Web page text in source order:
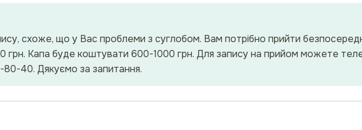
схоже, що у Вас проблеми з суглобом. Вам потрібно прийти
грн. Капа буде коштувати 600-1000 грн. Для запису на прийом можете
40. Дякуємо за запитання.